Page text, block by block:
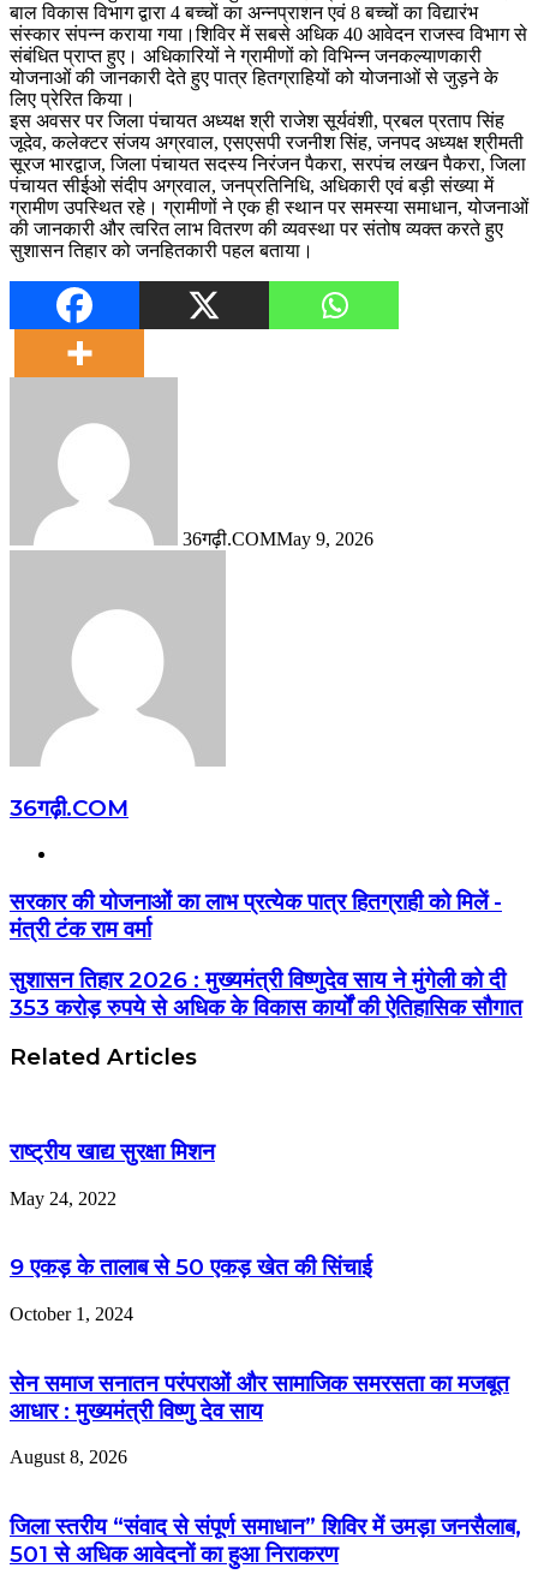
बाल विकास विभाग द्वारा 4 बच्चों का अन्नप्राशन एवं 8 बच्चों का विद्यारंभ
संस्कार संपन्न कराया गया।शिविर में सबसे अधिक 40 आवेदन राजस्व विभाग से
संबंधित प्राप्त हुए। अधिकारियों ने ग्रामीणों को विभिन्न जनकल्याणकारी
योजनाओं की जानकारी देते हुए पात्र हितग्राहियों को योजनाओं से जुड़ने के
लिए प्रेरित किया।
इस अवसर पर जिला पंचायत अध्यक्ष श्री राजेश सूर्यवंशी, प्रबल प्रताप सिंह
जूदेव, कलेक्टर संजय अग्रवाल, एसएसपी रजनीश सिंह, जनपद अध्यक्ष श्रीमती
सूरज भारद्वाज, जिला पंचायत सदस्य निरंजन पैकरा, सरपंच लखन पैकरा, जिला
पंचायत सीईओ संदीप अग्रवाल, जनप्रतिनिधि, अधिकारी एवं बड़ी संख्या में
ग्रामीण उपस्थित रहे। ग्रामीणों ने एक ही स्थान पर समस्या समाधान, योजनाओं
की जानकारी और त्वरित लाभ वितरण की व्यवस्था पर संतोष व्यक्त करते हुए
सुशासन तिहार को जनहितकारी पहल बताया।
36गढ़ी.COMMay 9, 2026
36गढ़ी.COM
सरकार की योजनाओं का लाभ प्रत्येक पात्र हितग्राही को मिलें -
मंत्री टंक राम वर्मा
सुशासन तिहार 2026 : मुख्यमंत्री विष्णुदेव साय ने मुंगेली को दी
353 करोड़ रुपये से अधिक के विकास कार्यों की ऐतिहासिक सौगात
Related Articles
राष्ट्रीय खाद्य सुरक्षा मिशन
May 24, 2022
9 एकड़ के तालाब से 50 एकड़ खेत की सिंचाई
October 1, 2024
सेन समाज सनातन परंपराओं और सामाजिक समरसता का मजबूत
आधार : मुख्यमंत्री विष्णु देव साय
August 8, 2026
जिला स्तरीय “संवाद से संपूर्ण समाधान” शिविर में उमड़ा जनसैलाब,
501 से अधिक आवेदनों का हुआ निराकरण